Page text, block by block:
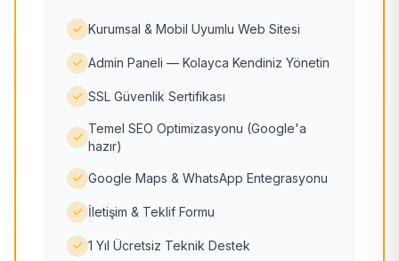
Kurumsal & Mobil Uyumlu Web Sitesi
Admin Paneli — Kolayca Kendiniz Yönetin
SSL Güvenlik Sertifikası
Temel SEO Optimizasyonu (Google'a
hazır)
Google Maps & WhatsApp Entegrasyonu
İletişim & Teklif Formu
1 Yıl Ücretsiz Teknik Destek